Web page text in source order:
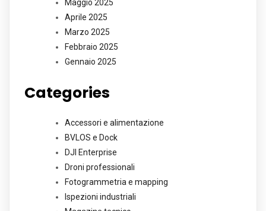
Maggio 2025
Aprile 2025
Marzo 2025
Febbraio 2025
Gennaio 2025
Categories
Accessori e alimentazione
BVLOS e Dock
DJI Enterprise
Droni professionali
Fotogrammetria e mapping
Ispezioni industriali